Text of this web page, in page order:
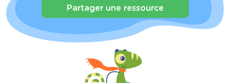
Partager une ressource